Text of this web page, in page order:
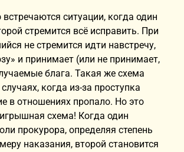
ситуации, когда один
стремится всё исправить. При
не стремится идти навстречу,
и принимает (или не принимает,
блага. Такая же схема
когда из-за проступка
в отношениях пропало. Но это
схема! Когда один
прокурора, определяя степень
наказания, второй становится